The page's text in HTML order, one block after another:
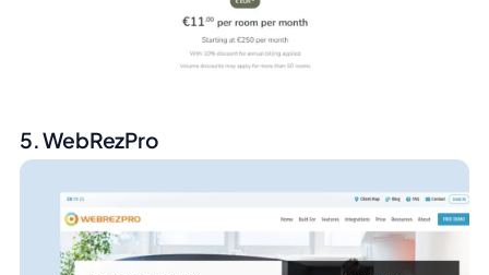
5. WebRezPro